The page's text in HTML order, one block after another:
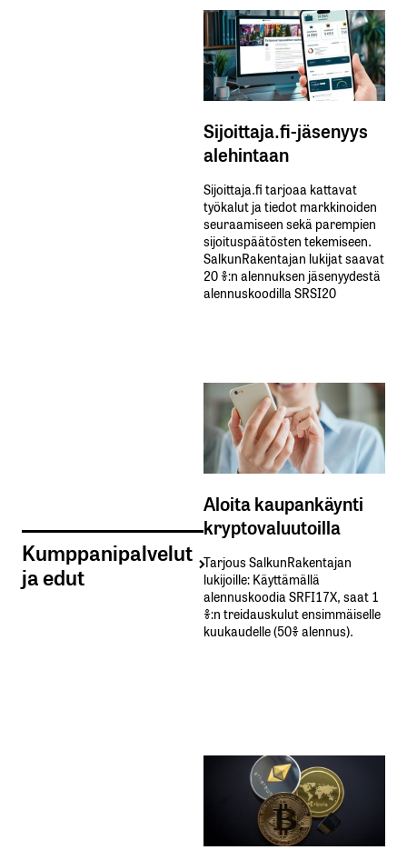
Kumppanipalvelut
ja edut
Sijoittaja.fi-jäsenyys
alehintaan
Sijoittaja.fi tarjoaa kattavat
työkalut ja tiedot markkinoiden
seuraamiseen sekä parempien
sijoituspäätösten tekemiseen.
SalkunRakentajan lukijat saavat
20 %:n alennuksen jäsenyydestä
alennuskoodilla SRSI20
Aloita kaupankäynti
kryptovaluutoilla
Tarjous SalkunRakentajan
lukijoille: Käyttämällä​ ​
alennuskoodia​ ​SRFI17X,​ ​saat​ ​1
%:n treidauskulut​ ​ensimmäiselle​ ​
kuukaudelle​ ​(50%​ ​alennus).